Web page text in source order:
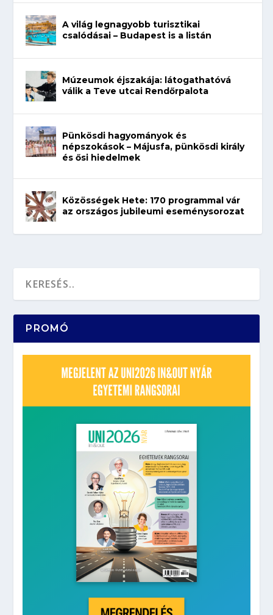
A világ legnagyobb turisztikai
csalódásai – Budapest is a listán
Múzeumok éjszakája: látogathatóvá
válik a Teve utcai Rendőrpalota
Pünkösdi hagyományok és
népszokások – Májusfa, pünkösdi király
és ősi hiedelmek
Közösségek Hete: 170 programmal vár
az országos jubileumi eseménysorozat
PROMÓ